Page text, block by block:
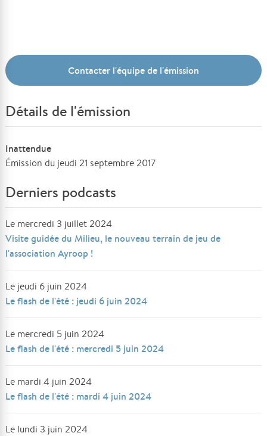
Contacter l'équipe de l'émission
Détails de l'émission
Inattendue
Émission du jeudi 21 septembre 2017
Derniers podcasts
Le mercredi 3 juillet 2024
Visite guidée du Milieu, le nouveau terrain de jeu de
l'association Ayroop !
Le jeudi 6 juin 2024
Le flash de l'été : jeudi 6 juin 2024
Le mercredi 5 juin 2024
Le flash de l'été : mercredi 5 juin 2024
Le mardi 4 juin 2024
Le flash de l'été : mardi 4 juin 2024
Le lundi 3 juin 2024